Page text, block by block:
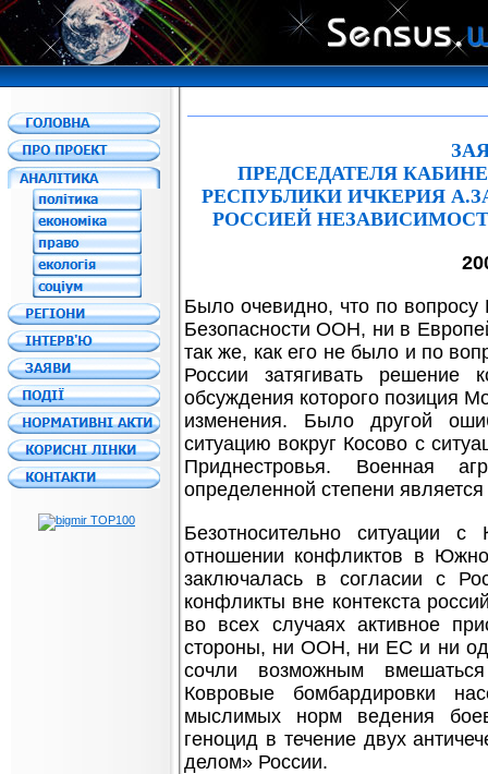
З
ПРЕДСЕДАТЕЛЯ
РЕСПУБЛИКИ ИЧКЕРИЯ
РОССИЕЙ
Было очевидно, что по
Безопасности ООН, ни в
так же, как его не было и по
России затягивать решение
обсуждения которого позиция
изменения. Было другой
ситуацию вокруг Косово с
Приднестровья. Военная
определенной степени
Безотносительно ситуации
отношении конфликтов в
заключалась в согласии с
конфликты вне контекста
во всех случаях активное
стороны, ни ООН, ни ЕС и ни
сочли возможным вмешаться
Ковровые бомбардировки
мыслимых норм ведения
геноцид в течение двух
делом» России.